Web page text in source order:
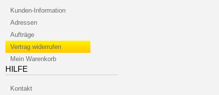
Kunden-Information
Adressen
Aufträge
Vertrag widerrufen
Mein Warenkorb
HILFE
Kontakt